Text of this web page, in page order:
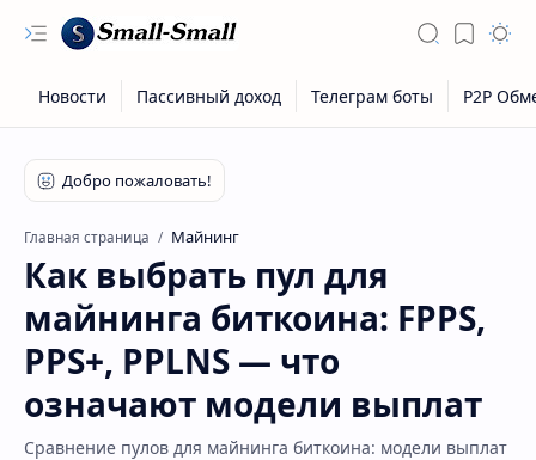
Главная страница Майнинг
Как выбрать пул для
майнинга биткоина: FPPS,
PPS+, PPLNS — что
означают модели выплат
Сравнение пулов для майнинга биткоина: модели выплат